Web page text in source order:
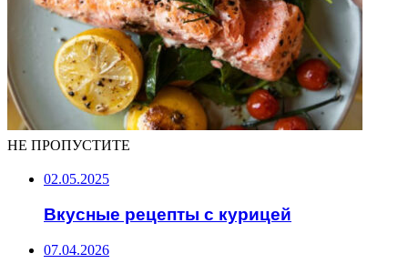
НЕ ПРОПУСТИТЕ
02.05.2025
Вкусные рецепты с курицей
07.04.2026